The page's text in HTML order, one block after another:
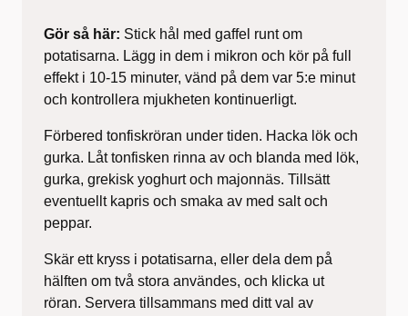
Gör så här: Stick hål med gaffel runt om
potatisarna. Lägg in dem i mikron och kör på full
effekt i 10-15 minuter, vänd på dem var 5:e minut
och kontrollera mjukheten kontinuerligt.
Förbered tonfiskröran under tiden. Hacka lök och
gurka. Låt tonfisken rinna av och blanda med lök,
gurka, grekisk yoghurt och majonnäs. Tillsätt
eventuellt kapris och smaka av med salt och
peppar.
Skär ett kryss i potatisarna, eller dela dem på
hälften om två stora användes, och klicka ut
röran. Servera tillsammans med ditt val av